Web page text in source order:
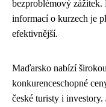
bezproblémový zážitek.
informací o kurzech je
efektivnější.
Maďarsko nabízí
konkurenceschopné
české turisty i investory.